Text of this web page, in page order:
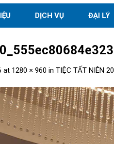
DỊCH VỤ ĐẠI LÝ
at 1280 × 960 in TIỆC TẤT NIÊN